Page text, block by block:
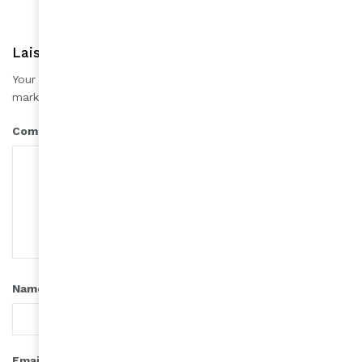
Laisser une réponse
Your email address will not be published.
marked
Comment
Name